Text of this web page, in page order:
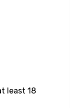
least 18